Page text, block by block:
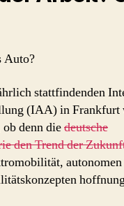
Auto?
stattfindenden
(IAA) in Frankfurt
denn diedeutsche
den Trend der
autonomen